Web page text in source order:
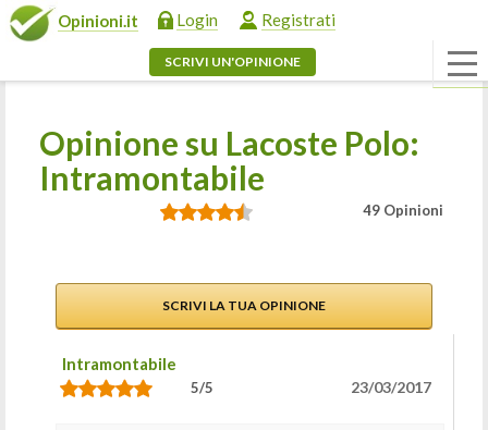
Opinioni.it Login Registrati
SCRIVI UN'OPINIONE
Opinione su Lacoste Polo:
Intramontabile
49 Opinioni
SCRIVI LA TUA OPINIONE
Intramontabile
5/5 23/03/2017